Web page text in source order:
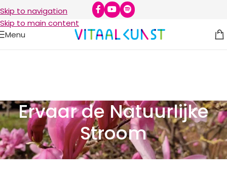
Skip to navigation
Skip to main content
Menu
Ervaar de Natuurlijke
Stroom